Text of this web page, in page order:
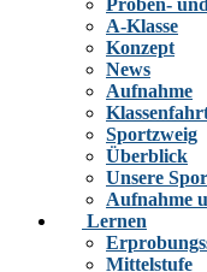
A-Klasse
Konzept
News
Aufnahme
Sportzweig
Überblick
Unsere
Aufnahme
Lernen
Mittelstufe